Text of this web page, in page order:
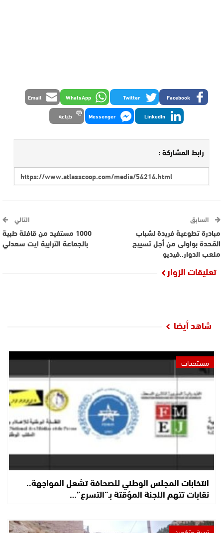
Facebook
Twitter
WhatsApp
Email
LinkedIn
Messenger طباعة
رابط المشاركة :
السابق
مبادرة تطوعية فريدة لشباب
المَحدة بواولى من أجل تسييج
ملعب الدوار..فيديو
التالي
1000 مستفيد من قافلة طبية
بالجماعة الترابية ايت سعدلي
تعليقات الزوار
شاهد أيضا
مستجدات
انتخابات المجلس الوطني للصحافة تشعل المواجهة..
نقابات تتهم اللجنة المؤقتة بـ“التسرع”…